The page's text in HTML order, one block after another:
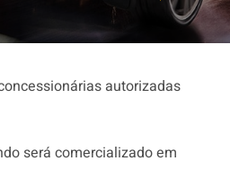
autorizadas
será comercializado em